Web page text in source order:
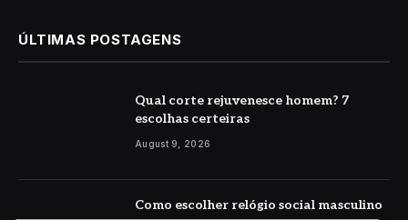
ÚLTIMAS POSTAGENS
Qual corte rejuvenesce homem? 7
escolhas certeiras
August 9, 2026
Como escolher relógio social masculino